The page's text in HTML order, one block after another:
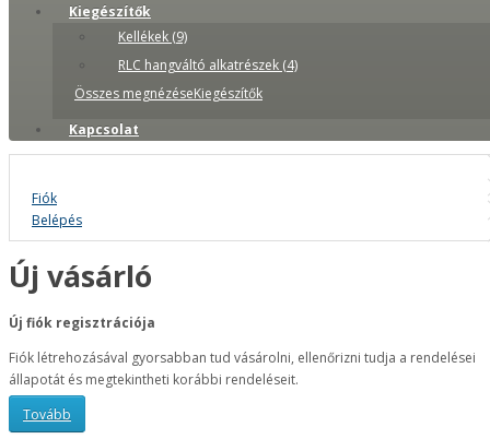
Kiegészítők
Kellékek (9)
RLC hangváltó alkatrészek (4)
Összes megnézéseKiegészítők
Kapcsolat
Fiók
Belépés
Új vásárló
Új fiók regisztrációja
Fiók létrehozásával gyorsabban tud vásárolni, ellenőrizni tudja a rendelései
állapotát és megtekintheti korábbi rendeléseit.
Tovább